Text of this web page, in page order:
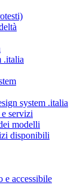
.italia
system .italia
servizi
modelli
disponibili
e accessibile